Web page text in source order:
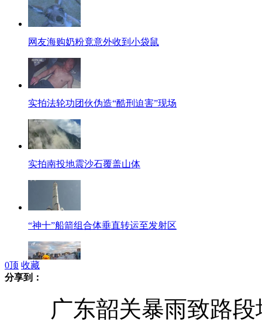
网友海购奶粉竟意外收到小袋鼠
实拍法轮功团伙伪造“酷刑迫害”现场
实拍南投地震沙石覆盖山体
“神十”船箭组合体垂直转运至发射区
0顶 收藏
分享到：
广东韶关暴雨致路段